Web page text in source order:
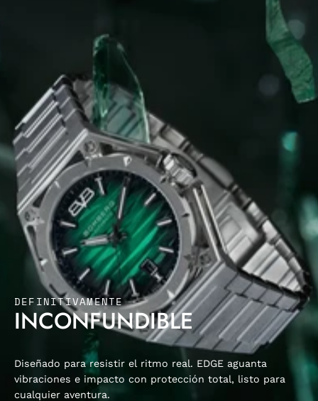
DEFINITIVAMENTE
INCONFUNDIBLE
Diseñado para resistir el ritmo real. EDGE aguanta
vibraciones e impacto con protección total, listo para
cualquier aventura.